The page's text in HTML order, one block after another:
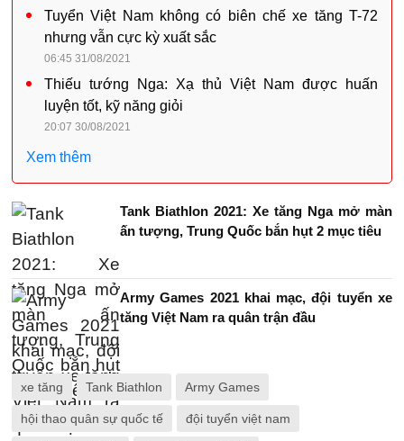
Tuyển Việt Nam không có biên chế xe tăng T-72
nhưng vẫn cực kỳ xuất sắc
06:45 31/08/2021
Thiếu tướng Nga: Xạ thủ Việt Nam được huấn
luyện tốt, kỹ năng giỏi
20:07 30/08/2021
Xem thêm
Tank Biathlon 2021: Xe tăng Nga mở màn
ấn tượng, Trung Quốc bắn hụt 2 mục tiêu
Army Games 2021 khai mạc, đội tuyển xe
tăng Việt Nam ra quân trận đầu
xe tăng Tank Biathlon Army Games
hội thao quân sự quốc tế đội tuyển việt nam